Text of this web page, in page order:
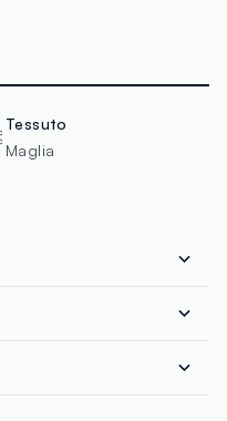
Tessuto
Maglia